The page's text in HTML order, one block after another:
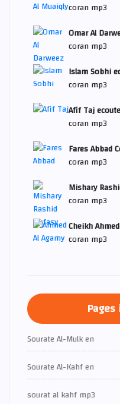
coran mp3
Omar Al
coran mp3
Islam Sobhi
coran mp3
Afif Taj
coran mp3
Fares Abbad
coran mp3
Mishary
coran mp3
Cheikh
coran mp3
Sourate Al-Mulk en
Sourate Al-Kahf en
sourat al kahf mp3